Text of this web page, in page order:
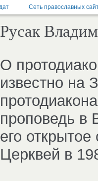
Русак
О
известно на
проповедь в
его
Церквей в